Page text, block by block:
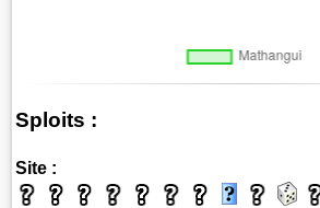
Sploits :
Site :